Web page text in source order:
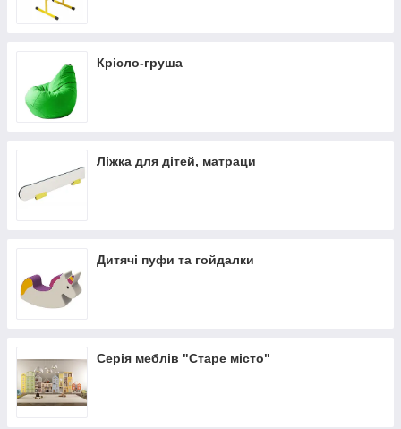
Крісло-груша
Ліжка для дітей, матраци
Дитячі пуфи та гойдалки
Серія меблів "Старе місто"